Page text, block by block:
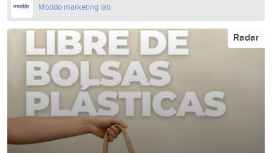
Moddo marketing lab
Radar